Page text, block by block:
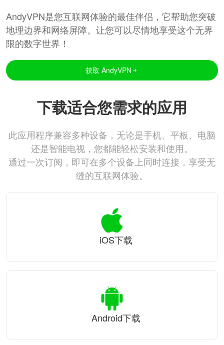
AndyVPN是您互联网体验的最佳伴侣，它帮助您突破
地理边界和网络屏障。让您可以尽情地享受这个无界
限的数字世界！
获取 AndyVPN
下载适合您需求的应用
此应用程序兼容多种设备，无论是手机、平板、电脑
还是智能电视，您都能轻松安装和使用。
通过一次订阅，即可在多个设备上同时连接，享受无
缝的互联网体验。
iOS下载
Android下载